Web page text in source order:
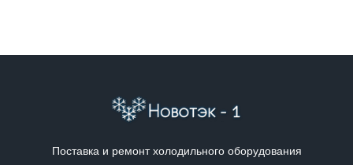
Поставка и ремонт холодильного оборудования